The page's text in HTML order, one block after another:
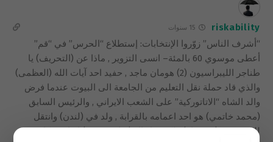
riskability 15 سنوات
“أشرف الناس” زوّروا الإنتخابات: إستطلاع “الحرس” في “قم”
أعطى موسوي 60 بالمئة– انسى التزوير , ماذا عن (التحريف) يا
طناجر الليبراسيون (2) هومان ماجد , حفيد احد آيات الله (العظمى)
والذي قاد حملة نقل التعليم من الجامعة الى البيوت عندما فرض
والد الشاه “الاتاتوركية” على الشعب الايراني , والرئيس السابق
(محمد خاتمي) هو احد اعمامه بالقرابة , ولد في (لندن) وانتقل
للعيش في (نيويورك) ولكنه ما زال (ثقافة وهوية) ايراني وكان